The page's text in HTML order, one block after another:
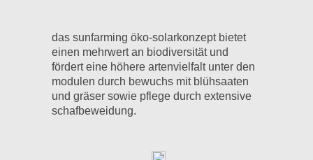
das sunfarming öko-solarkonzept bietet
einen mehrwert an biodiversität und
fördert eine höhere artenvielfalt unter den
modulen durch bewuchs mit blühsaaten
und gräser sowie pflege durch extensive
schafbeweidung.